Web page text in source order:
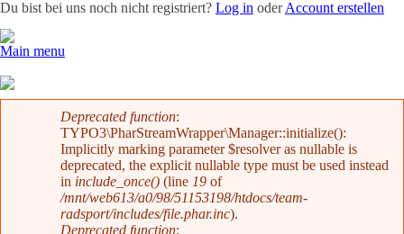
Du bist bei uns noch nicht registriert? Log in oderAccount erstellen
Main menu
Fehlermeldung
Deprecated function:
TYPO3\PharStreamWrapper\Manager::initialize():
Implicitly marking parameter $resolver as nullable is
deprecated, the explicit nullable type must be used instead
in include_once() (line 19 of
/mnt/web613/a0/98/51153198/htdocs/team-
radsport/includes/file.phar.inc).
Deprecated function: